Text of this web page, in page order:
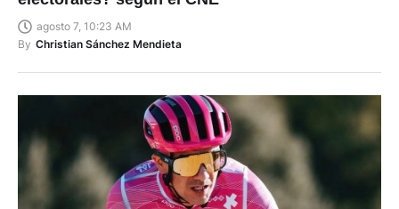
agosto 7, 10:23 AM
By Christian Sánchez Mendieta